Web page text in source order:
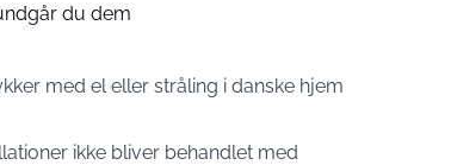
du dem
med el eller stråling i danske hjem
ikke bliver behandlet med